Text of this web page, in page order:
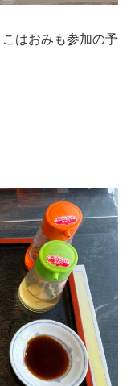
はおみも参加の予